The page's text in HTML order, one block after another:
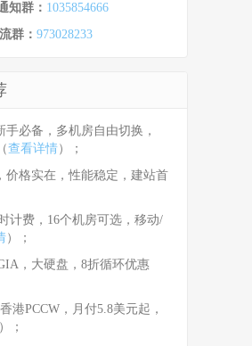
知群： 1035854666
群： 973028233
手必备，多机房自由切换，
查看详情）；
价格实在，性能稳定，建站首
计费，16个机房可选，移动/
）；
，大硬盘，8折循环优惠
港PCCW，月付5.8美元起，
）；